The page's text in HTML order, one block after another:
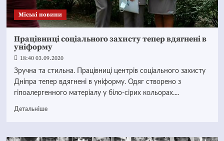
Mіські новини
Працівниці соціального захисту тепер вдягнені в
уніформу
18:40 03.09.2020
Зручна та стильна. Працівниці центрів соціального захисту
Дніпра тепер вдягнені в уніформу. Одяг створено з
гіпоалергенного матеріалу у біло-сірих кольорах....
Детальніше